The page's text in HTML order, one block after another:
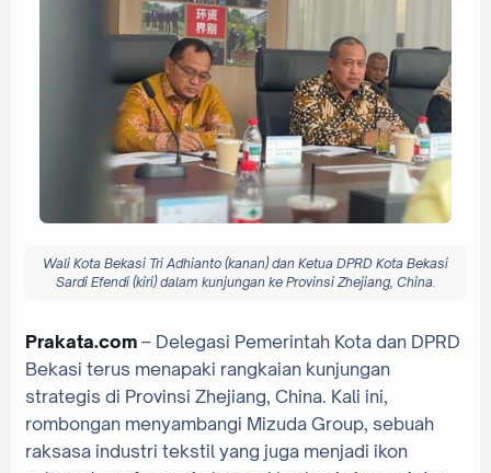
Wali Kota Bekasi Tri Adhianto (kanan) dan Ketua DPRD Kota Bekasi
Sardi Efendi (kiri) dalam kunjungan ke Provinsi Zhejiang, China.
Prakata.com – Delegasi Pemerintah Kota dan DPRD
Bekasi terus menapaki rangkaian kunjungan
strategis di Provinsi Zhejiang, China. Kali ini,
rombongan menyambangi Mizuda Group, sebuah
raksasa industri tekstil yang juga menjadi ikon